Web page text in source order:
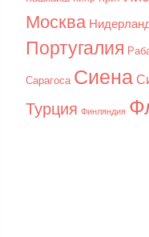
Москва
Португалия
Сарагоса Сиена
Турция Финляндия